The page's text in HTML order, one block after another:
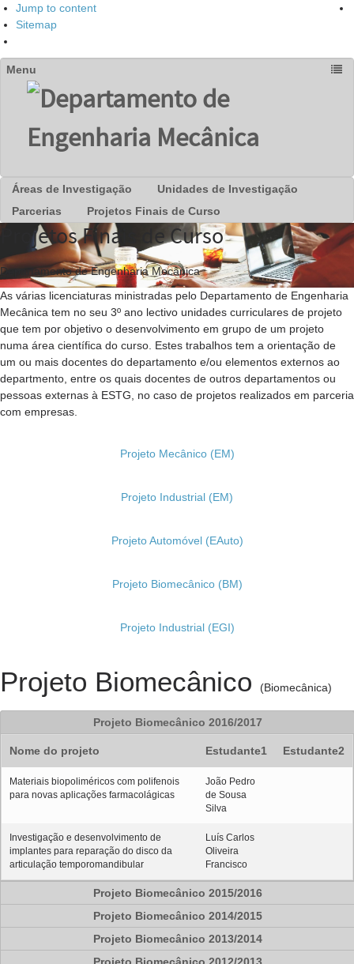
Jump to content
Sitemap
Áreas de Investigação
Unidades de Investigação
Parcerias
Projetos Finais de Curso
Projetos Finais de Curso
Departamento de Engenharia Mecânica
As várias licenciaturas ministradas pelo Departamento de Engenharia
Mecânica tem no seu 3º ano lectivo unidades curriculares de projeto
que tem por objetivo o desenvolvimento em grupo de um projeto
numa área científica do curso. Estes trabalhos tem a orientação de
um ou mais docentes do departamento e/ou elementos externos ao
departmento, entre os quais docentes de outros departamentos ou
pessoas externas à ESTG, no caso de projetos realizados em parceria
com empresas.
Projeto Mecânico (EM)
Projeto Industrial (EM)
Projeto Automóvel (EAuto)
Projeto Biomecânico (BM)
Projeto Industrial (EGI)
Projeto Biomecânico (Biomecânica)
Projeto Biomecânico 2016/2017
Nome do projeto Estudante1 Estudante2
Materiais biopoliméricos com polifenois
para novas aplicações farmacolágicas
João Pedro
de Sousa
Silva
Investigação e desenvolvimento de
implantes para reparação do disco da
articulação temporomandibular
Luís Carlos
Oliveira
Francisco
Projeto Biomecânico 2015/2016
Projeto Biomecânico 2014/2015
Projeto Biomecânico 2013/2014
Projeto Biomecânico 2012/2013